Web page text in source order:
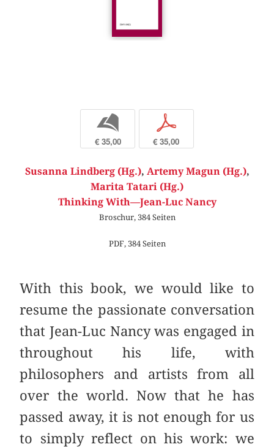
b
€ 35,00
p
€ 35,00
Susanna Lindberg (Hg.), Artemy Magun (Hg.),
Marita Tatari (Hg.)
Thinking With—Jean-Luc Nancy
Broschur, 384 Seiten
PDF, 384 Seiten
With this book, we would like to
resume the passionate conversation
that Jean-Luc Nancy was engaged in
throughout his life, with
philosophers and artists from all
over the world. Now that he has
passed away, it is not enough for us
to simply reflect on his work: we